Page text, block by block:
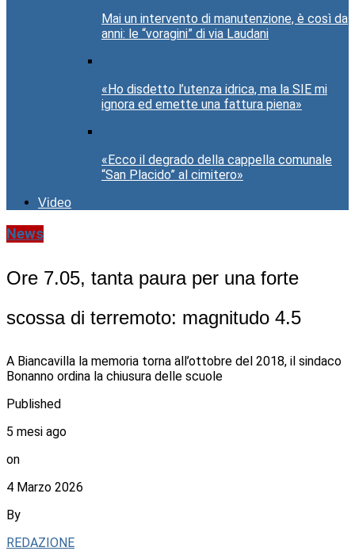
Mai un intervento di manutenzione, è così da
anni: le “voragini” di via Laudani
«Ho disdetto l’utenza idrica, ma la SIE mi
ignora ed emette una fattura piena»
«Ecco il degrado della cappella comunale
“San Placido” al cimitero»
Video
News
Ore 7.05, tanta paura per una forte
scossa di terremoto: magnitudo 4.5
A Biancavilla la memoria torna all’ottobre del 2018, il sindaco
Bonanno ordina la chiusura delle scuole
Published
5 mesi ago
on
4 Marzo 2026
By
REDAZIONE